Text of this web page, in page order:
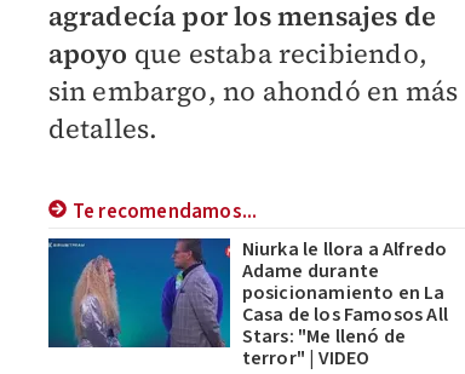
agradecía por los mensajes de
apoyo que estaba recibiendo,
sin embargo, no ahondó en más
detalles.
Te recomendamos...
Niurka le llora a Alfredo
Adame durante
posicionamiento en La
Casa de los Famosos All
Stars: "Me llenó de
terror" | VIDEO